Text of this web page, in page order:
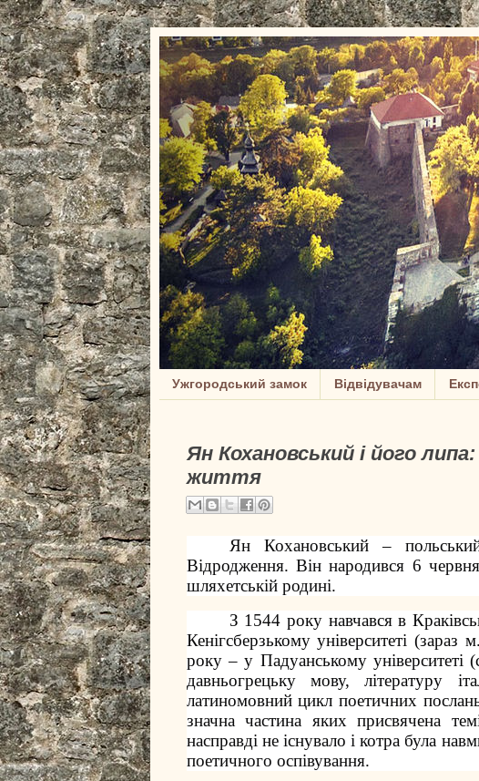
Ужгородський замок Відвідувачам
Ян Кохановський і його
життя
Ян Кохановський –
Відродження. Він народився 6
шляхетській родині.
З 1544 року навчався в
Кенігсберзькому університеті
року – у Падуанському університеті
давньогрецьку мову, літературу
латиномовний цикл поетичних
значна частина яких присвячена
насправді не існувало і котра була
поетичного оспівування.